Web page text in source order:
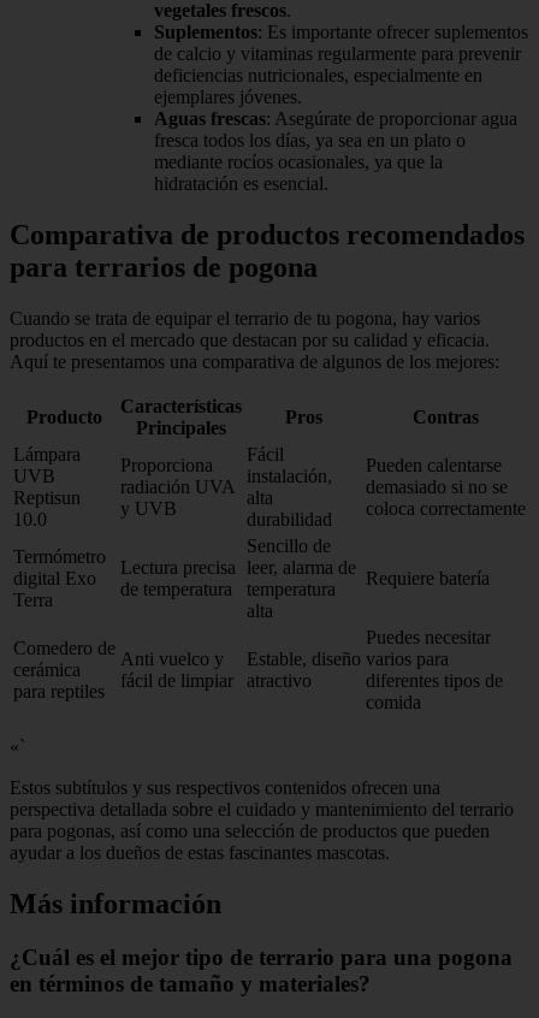
vegetales frescos.
Suplementos: Es importante ofrecer suplementos
de calcio y vitaminas regularmente para prevenir
deficiencias nutricionales, especialmente en
ejemplares jóvenes.
Aguas frescas: Asegúrate de proporcionar agua
fresca todos los días, ya sea en un plato o
mediante rocíos ocasionales, ya que la
hidratación es esencial.
Comparativa de productos recomendados
para terrarios de pogona
Cuando se trata de equipar el terrario de tu pogona, hay varios
productos en el mercado que destacan por su calidad y eficacia.
Aquí te presentamos una comparativa de algunos de los mejores:
Producto
Características
Principales
Pros
Contras
Lámpara
UVB
Reptisun
10.0
Proporciona
radiación UVA
y UVB
Fácil
instalación,
alta
durabilidad
Pueden calentarse
demasiado si no se
coloca correctamente
Termómetro
digital Exo
Terra
Lectura precisa
de temperatura
Sencillo de
leer, alarma de
temperatura
alta
Requiere batería
Comedero de
cerámica
para reptiles
Anti vuelco y
fácil de limpiar
Estable, diseño
atractivo
Puedes necesitar
varios para
diferentes tipos de
comida
«`
Estos subtítulos y sus respectivos contenidos ofrecen una
perspectiva detallada sobre el cuidado y mantenimiento del terrario
para pogonas, así como una selección de productos que pueden
ayudar a los dueños de estas fascinantes mascotas.
Más información
¿Cuál es el mejor tipo de terrario para una pogona
en términos de tamaño y materiales?